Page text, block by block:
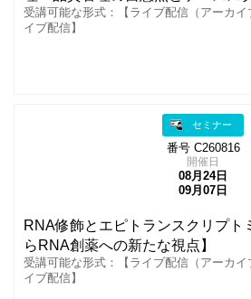
受講可能な形式：【ライブ配信（アーカイ
イブ配信】
セミナー
番号 C260816
開催日
08月24日
09月07日
RNA修飾とエピトランスクリプト
らRNA創薬への新たな視点】
受講可能な形式：【ライブ配信（アーカイ
イブ配信】